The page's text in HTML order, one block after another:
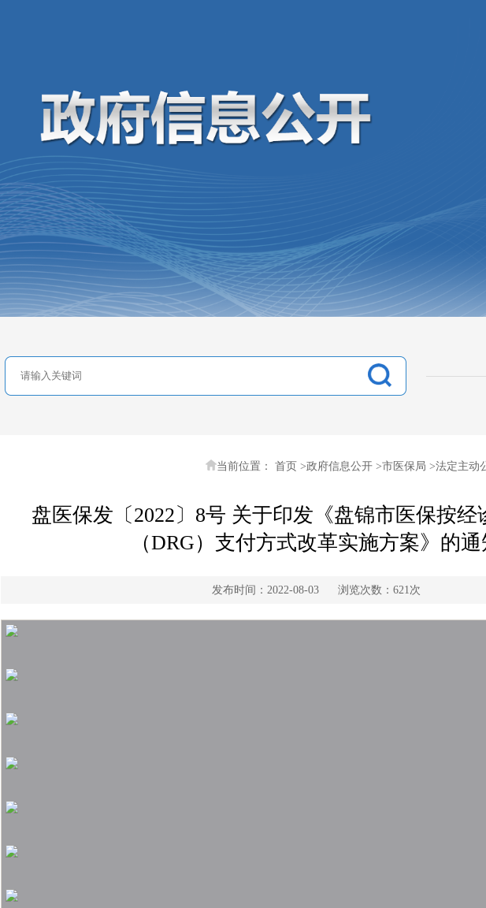
当前位置： 首页 >政府信息公开 >市医保局 >法定主动
盘医保发〔2022〕8号 关于印发《盘锦市医保按经
（DRG）支付方式改革实施方案》的通
发布时间：2022-08-03 浏览次数： 621次